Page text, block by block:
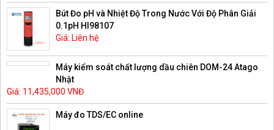
Bút Đo pH và Nhiệt Độ Trong Nước Với Độ Phân Giải
0.1pH HI98107
Giá: Liên hệ
Máy kiểm soát chất lượng dầu chiên DOM-24 Atago
Nhật
Giá: 11,435,000 VNĐ
Máy đo TDS/EC online